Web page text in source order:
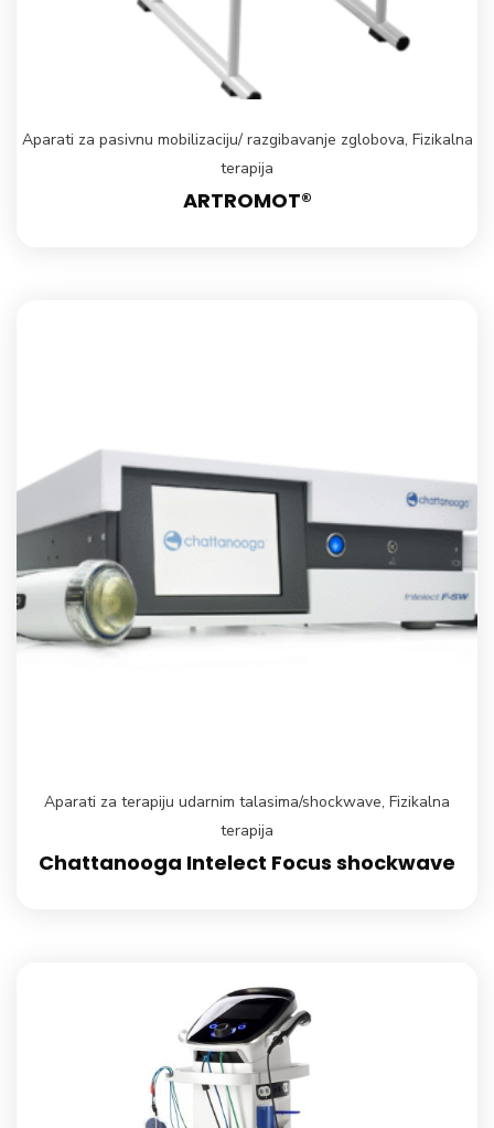
Aparati za pasivnu mobilizaciju/ razgibavanje zglobova, Fizikalna
terapija
ARTROMOT®
Aparati za terapiju udarnim talasima/shockwave, Fizikalna
terapija
Chattanooga Intelect Focus shockwave